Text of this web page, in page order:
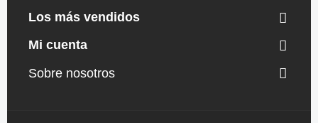
Los más vendidos
Mi cuenta
Sobre nosotros